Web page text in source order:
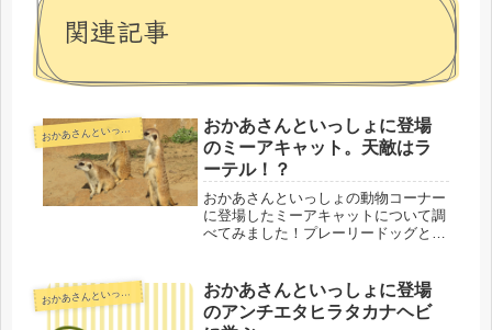
関連記事
お かあさんといっしょ動物コーナー
おかあさんといっしょに登場
のミーアキャット。天敵はラ
ーテル！？
おかあさんといっしょの動物コーナー
に登場したミーアキャットについて調
べてみました！プレーリードッグとの
おかあさんといっしょ動物コーナー
おかあさんといっしょに登場
のアンチエタヒラタカナヘビ